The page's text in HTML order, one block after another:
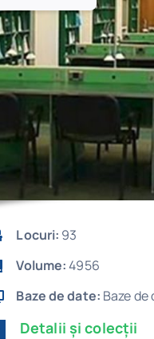
Locuri: 93
Volume:4956
Baze de date: Baze
Detalii și colecții